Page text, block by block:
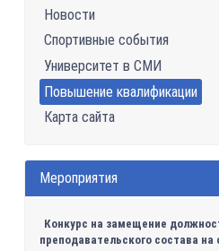
Новости
Спортивные события
Университет в СМИ
Повышение квалификации
Карта сайта
Мероприятия
Конкурс на замещение
преподавательского состава на